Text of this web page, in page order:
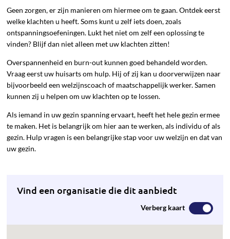
Geen zorgen, er zijn manieren om hiermee om te gaan. Ontdek eerst
welke klachten u heeft. Soms kunt u zelf iets doen, zoals
ontspanningsoefeningen. Lukt het niet om zelf een oplossing te
vinden? Blijf dan niet alleen met uw klachten zitten!
Overspannenheid en burn-out kunnen goed behandeld worden.
Vraag eerst uw huisarts om hulp. Hij of zij kan u doorverwijzen naar
bijvoorbeeld een welzijnscoach of maatschappelijk werker. Samen
kunnen zij u helpen om uw klachten op te lossen.
Als iemand in uw gezin spanning ervaart, heeft het hele gezin ermee
te maken. Het is belangrijk om hier aan te werken, als individu of als
gezin. Hulp vragen is een belangrijke stap voor uw welzijn en dat van
uw gezin.
Vind een organisatie die dit aanbiedt
Verberg kaart